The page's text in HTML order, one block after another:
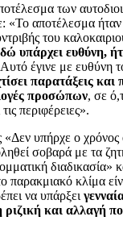
των
αποτέλεσμα
του
υπάρχει ευθύνη,
έγινε με ευθύνη
παρατάξεις
προσώπων, σε
περιφέρειες».
υπήρχε ο χρόνος
σοβαρά με τα
διαδικασία»
παρακμιακό κλίμα
να υπάρξει
και αλλαγή